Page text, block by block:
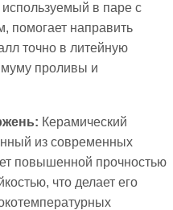
используемый в паре с
помогает направить
точно в литейную
проливы и
Керамический
из современных
повышенной прочностью
что делает его